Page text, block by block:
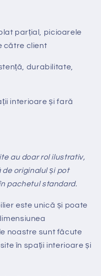
parțial, picioarele
către client
durabilitate,
interioare și fară
au doar rol ilustrativ,
originalul și pot
pachetul standard.
este unică și poate
noastre sunt făcute
în spații interioare și